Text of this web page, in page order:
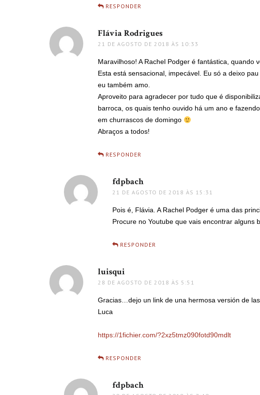
RESPONDER
Flávia Rodrigues
21 DE AGOSTO DE 2018 ÀS 10:33
Maravilhoso! A Rachel Podger é fantástica,
Esta está sensacional, impecável. Eu só a deixo
eu também amo.
Aproveito para agradecer por tudo que é
barroca, os quais tenho ouvido há um ano e
em churrascos de domingo
Abraços a todos!
RESPONDER
fdpbachdisse:
21 DE AGOSTO DE 2018 ÀS 15:31
Pois é, Flávia. A Rachel Podger é uma das
Procure no Youtube que vais encontrar alguns
RESPONDER
luisqui
28 DE AGOSTO DE 2018 ÀS 5:51
Gracias…dejo un link de una hermosa versión de
Luca
https://1fichier.com/?2xz5tmz090fotd90mdlt
RESPONDER
fdpbachdisse: